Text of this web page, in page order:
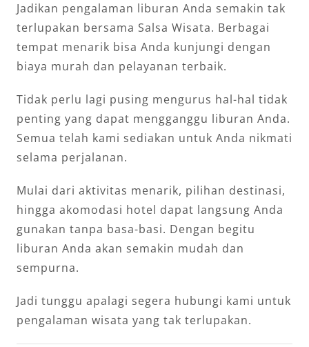
Jadikan pengalaman liburan Anda semakin tak
terlupakan bersama Salsa Wisata. Berbagai
tempat menarik bisa Anda kunjungi dengan
biaya murah dan pelayanan terbaik.
Tidak perlu lagi pusing mengurus hal-hal tidak
penting yang dapat mengganggu liburan Anda.
Semua telah kami sediakan untuk Anda nikmati
selama perjalanan.
Mulai dari aktivitas menarik, pilihan destinasi,
hingga akomodasi hotel dapat langsung Anda
gunakan tanpa basa-basi. Dengan begitu
liburan Anda akan semakin mudah dan
sempurna.
Jadi tunggu apalagi segera hubungi kami untuk
pengalaman wisata yang tak terlupakan.